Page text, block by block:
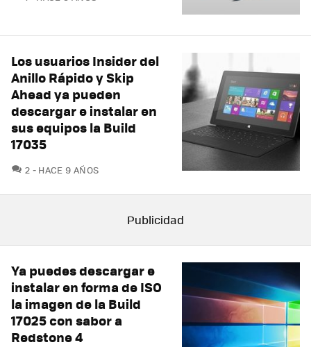
Los usuarios Insider del
Anillo Rápido y Skip
Ahead ya pueden
descargar e instalar en
sus equipos la Build
17035
2 COMENTARIOS
HACE 9 AÑOS
Ya puedes descargar e
instalar en forma de ISO
la imagen de la Build
17025 con sabor a
Redstone 4